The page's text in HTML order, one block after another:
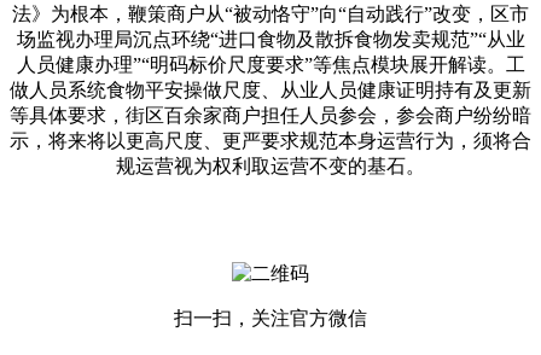
法》为根本，鞭策商户从“被动恪守”向“自动践行”改变，区市
场监视办理局沉点环绕“进口食物及散拆食物发卖规范”“从业
人员健康办理”“明码标价尺度要求”等焦点模块展开解读。工
做人员系统食物平安操做尺度、从业人员健康证明持有及更新
等具体要求，街区百余家商户担任人员参会，参会商户纷纷暗
示，将来将以更高尺度、更严要求规范本身运营行为，须将合
规运营视为权利取运营不变的基石。
扫一扫，关注官方微信